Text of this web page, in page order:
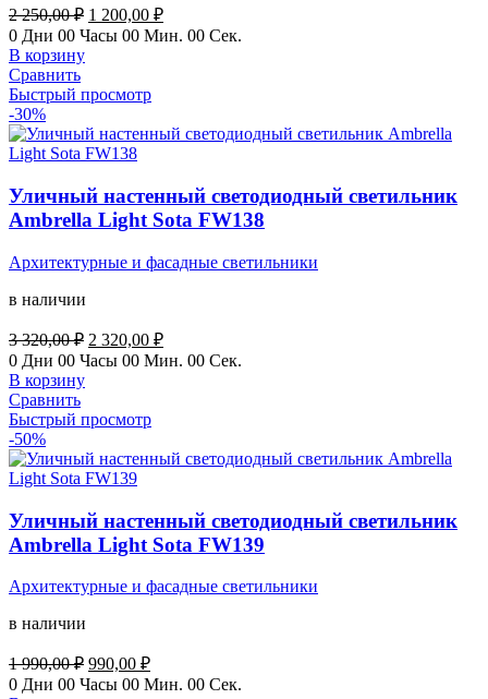
2 250,00₽ Первоначальная
цена
250,00 ₽.
1 200,00 ₽Текущая
цена:
0 Дни 00 Часы 00 Мин. 00 Сек.
В корзину
Сравнить
Быстрый просмотр
-30%
Уличный настенный светодиодный светильник
Ambrella Light Sota FW138
Архитектурные и фасадные светильники
в наличии
3 320,00₽ Первоначальная
цена
320,00 ₽.
2 320,00 ₽Текущая
цена:
0 Дни 00 Часы 00 Мин. 00 Сек.
В корзину
Сравнить
Быстрый просмотр
-50%
Уличный настенный светодиодный светильник
Ambrella Light Sota FW139
Архитектурные и фасадные светильники
в наличии
1 990,00₽ Первоначальная
цена
990,00 ₽Текущая
цена:
0 Дни 00 Часы 00 Мин. 00 Сек.